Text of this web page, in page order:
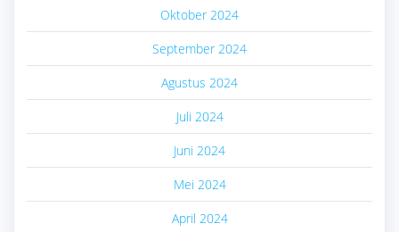
Oktober 2024
September 2024
Agustus 2024
Juli 2024
Juni 2024
Mei 2024
April 2024